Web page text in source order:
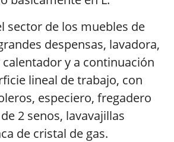
sector de los muebles de
despensas, lavadora,
y a continuación
lineal de trabajo, con
especiero, fregadero
2 senos, lavavajillas
de cristal de gas.